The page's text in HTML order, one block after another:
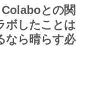
Colaboとの関
ボしたことは
なら晴らす必